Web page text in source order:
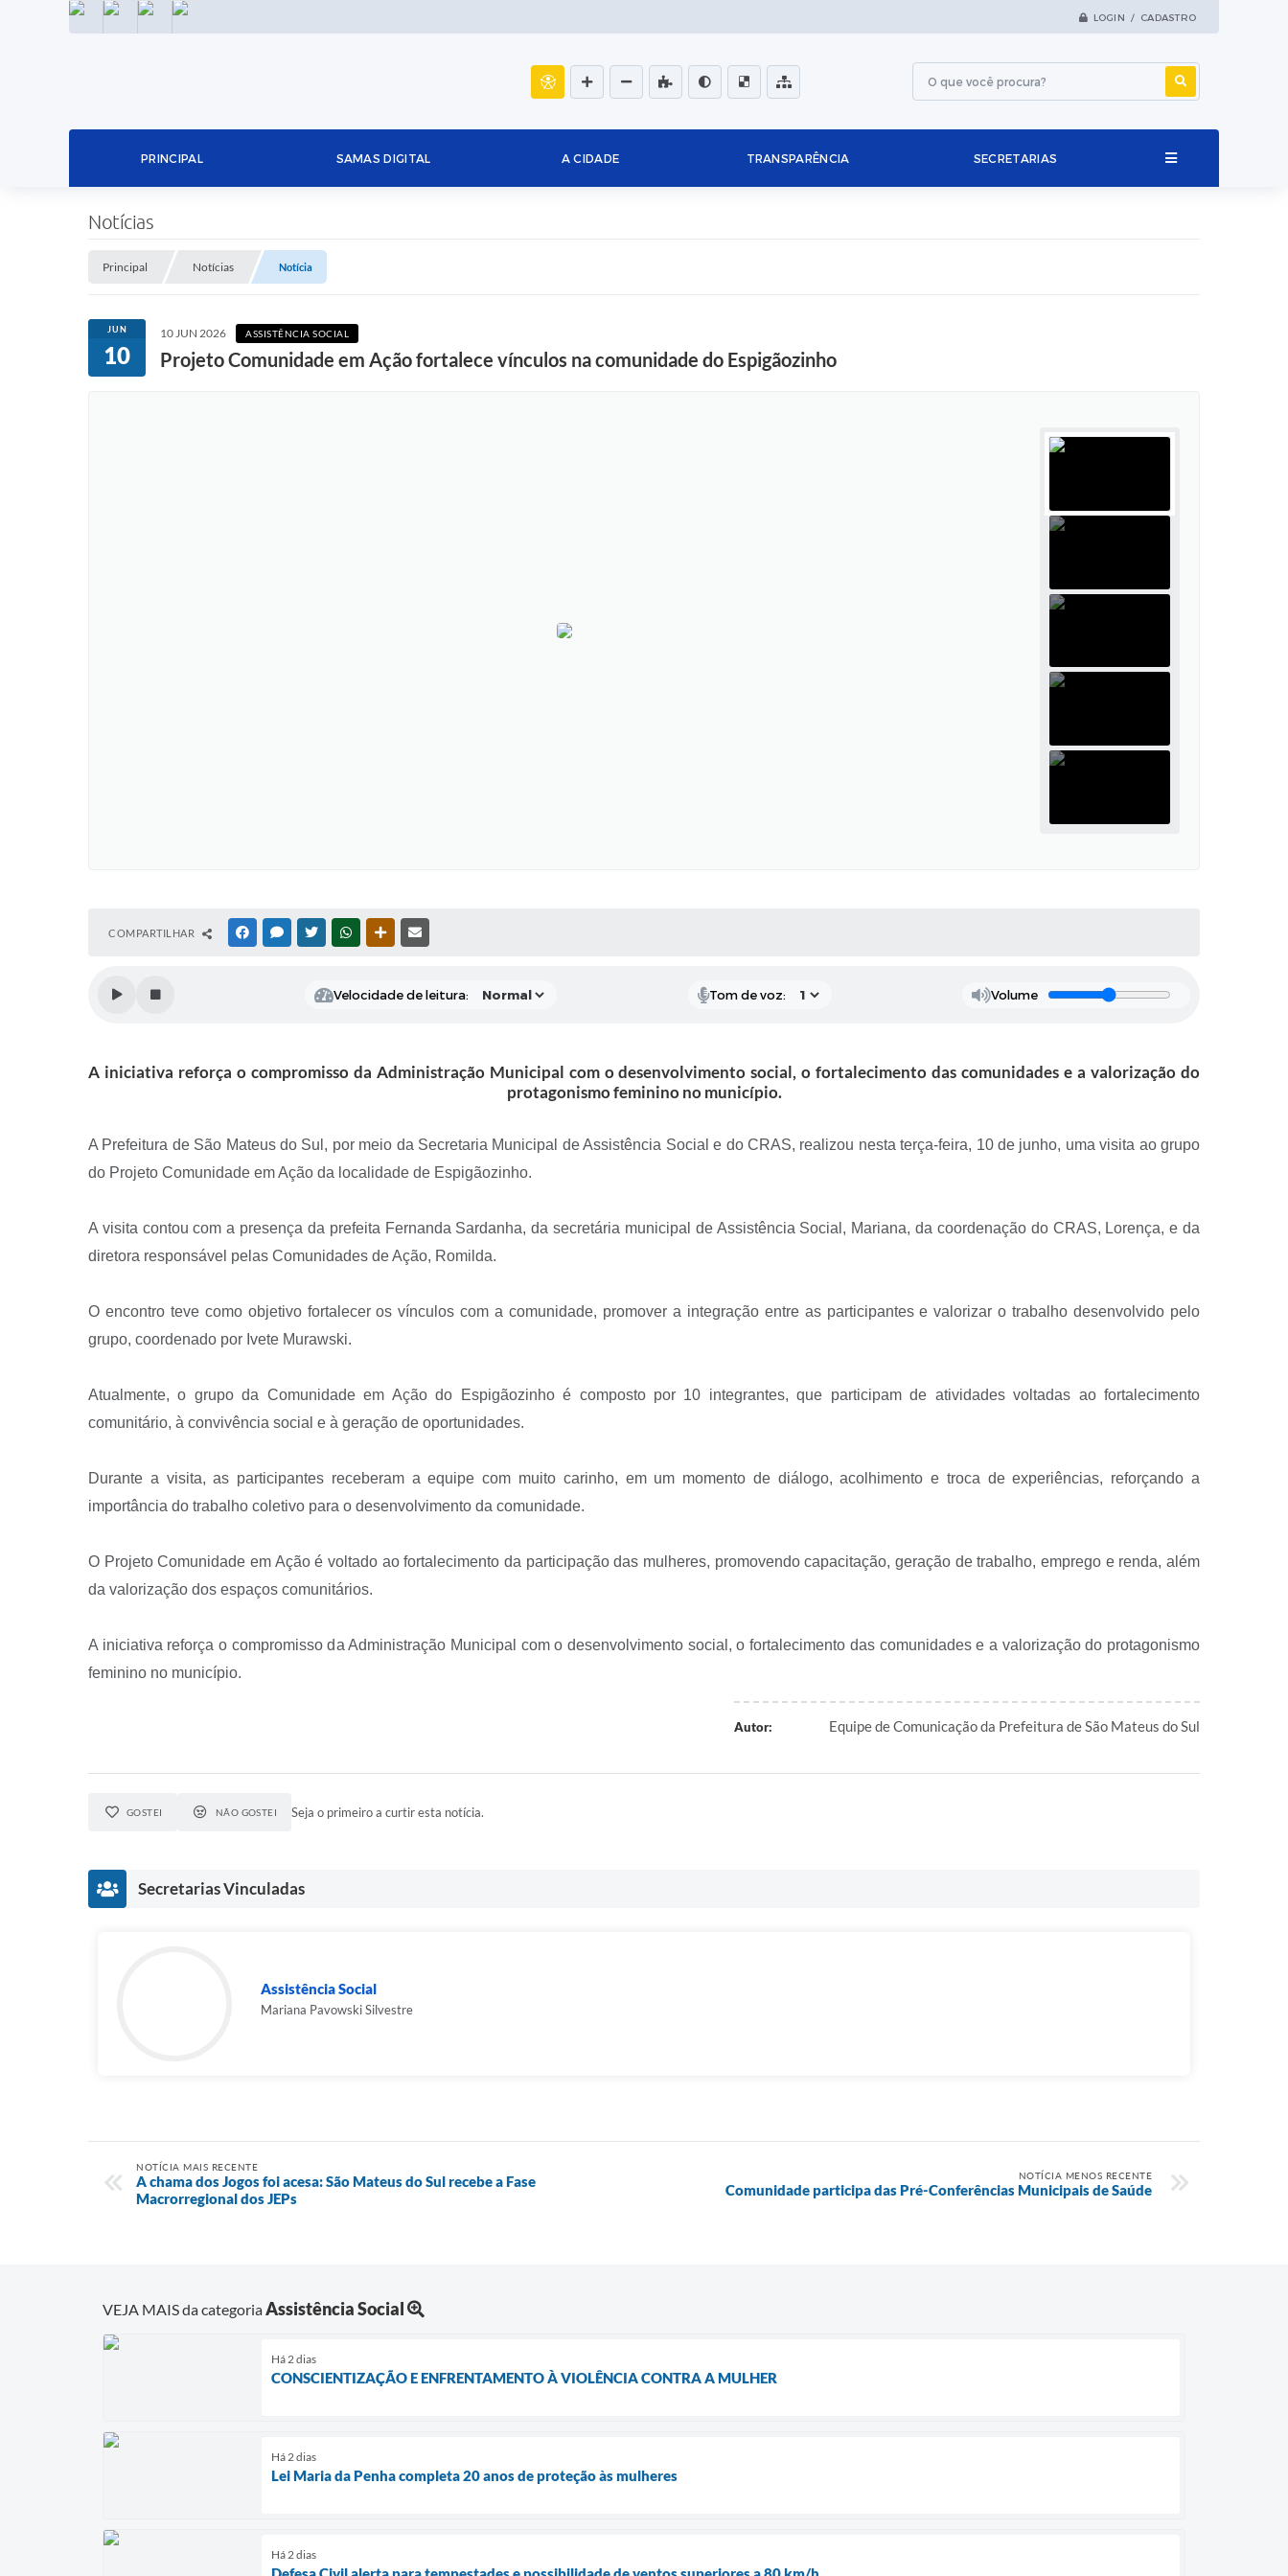
LOGIN / CADASTRO
INSTAGRAMFACEBOOKLINKEDIN
PRINCIPAL SAMAS DIGITAL A CIDADE TRANSPARÊNCIA SECRETARIAS
Notícias
Principal Notícias Notícia
JUN
10
10 JUN 2026 ASSISTÊNCIA SOCIAL
Projeto Comunidade em Ação fortalece vínculos na comunidade do Espigãozinho
COMPARTILHAR FACEBOOKMESSENGER
TWITTERWHATSAPPOUTRAS MÍDIAS
Velocidade de leitura: Tom de voz: Volume
A iniciativa reforça o compromisso da Administração Municipal com o desenvolvimento social, o fortalecimento das comunidades e a valorização do
protagonismo feminino no município.
A Prefeitura de São Mateus do Sul, por meio da Secretaria Municipal de Assistência Social e do CRAS, realizou nesta terça-feira, 10 de junho, uma visita ao grupo
do Projeto Comunidade em Ação da localidade de Espigãozinho.
A visita contou com a presença da prefeita Fernanda Sardanha, da secretária municipal de Assistência Social, Mariana, da coordenação do CRAS, Lorença, e da
diretora responsável pelas Comunidades de Ação, Romilda.
O encontro teve como objetivo fortalecer os vínculos com a comunidade, promover a integração entre as participantes e valorizar o trabalho desenvolvido pelo
grupo, coordenado por Ivete Murawski.
Atualmente, o grupo da Comunidade em Ação do Espigãozinho é composto por 10 integrantes, que participam de atividades voltadas ao fortalecimento
comunitário, à convivência social e à geração de oportunidades.
Durante a visita, as participantes receberam a equipe com muito carinho, em um momento de diálogo, acolhimento e troca de experiências, reforçando a
importância do trabalho coletivo para o desenvolvimento da comunidade.
O Projeto Comunidade em Ação é voltado ao fortalecimento da participação das mulheres, promovendo capacitação, geração de trabalho, emprego e renda, além
da valorização dos espaços comunitários.
A iniciativa reforça o compromisso da Administração Municipal com o desenvolvimento social, o fortalecimento das comunidades e a valorização do protagonismo
feminino no município.
Autor: Equipe de Comunicação da Prefeitura de São Mateus do Sul
GOSTEI NÃO GOSTEI Seja o primeiro a curtir esta notícia.
Secretarias Vinculadas
Assistência Social
Mariana Pavowski Silvestre
NOTÍCIA MAIS RECENTE
A chama dos Jogos foi acesa: São Mateus do Sul recebe a Fase
Macrorregional dos JEPs
NOTÍCIA MENOS RECENTE
Comunidade participa das Pré-Conferências Municipais de Saúde
VEJA MAIS da categoriaAssistência Social
Há 2 dias
CONSCIENTIZAÇÃO E ENFRENTAMENTO À VIOLÊNCIA CONTRA A MULHER
Há 2 dias
Lei Maria da Penha completa 20 anos de proteção às mulheres
Há 2 dias